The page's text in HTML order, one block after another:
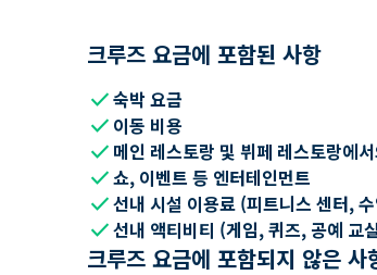
크루즈 요금에 포함된 사항
check숙박 요금
check 이동 비용
check 메인 레스토랑 및 뷔페 레스토랑에
check쇼, 이벤트 등 엔터테인먼트
check선내 시설 이용료 (피트니스 센터,
check선내 액티비티 (게임, 퀴즈, 공예 교
크루즈 요금에 포함되지 않은 사